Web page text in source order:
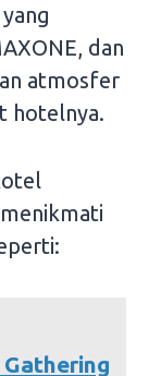
dan
atmosfer
hotelnya.